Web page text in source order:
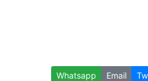
Whatsapp Email